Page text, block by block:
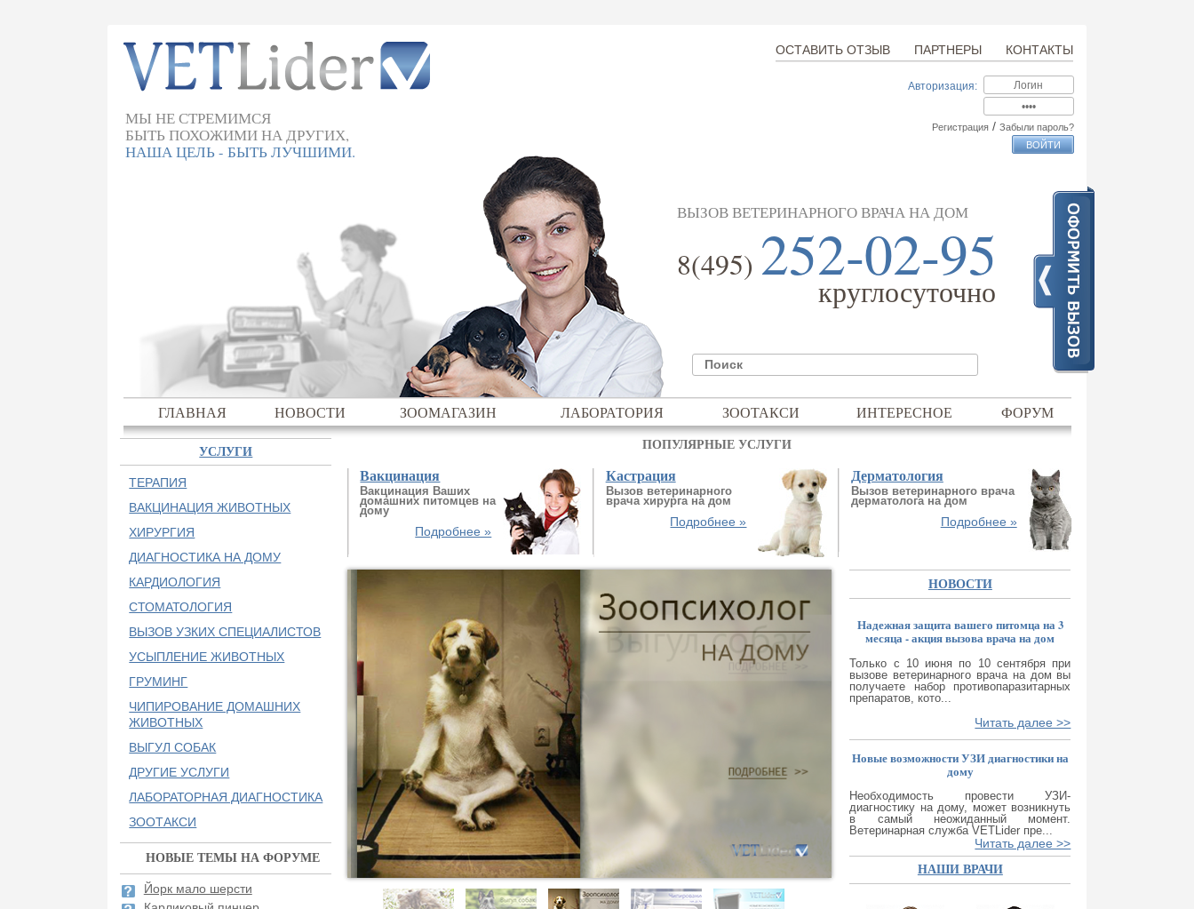
КОНТАКТЫ
ПАРТНЕРЫ
ОСТАВИТЬ ОТЗЫВ
Авторизация:
Регистрация / Забыли пароль?
ВЫЗОВ ВЕТЕРИНАРНОГО ВРАЧА НА ДОМ
8(495) 252-02-95
круглосуточно
МЫ НЕ СТРЕМИМСЯ
БЫТЬ ПОХОЖИМИ НА ДРУГИХ,
НАША ЦЕЛЬ - БЫТЬ ЛУЧШИМИ.
ГЛАВНАЯ НОВОСТИ ЗООМАГАЗИН ЛАБОРАТОРИЯ ЗООТАКСИ ИНТЕРЕСНОЕ ФОРУМ
ПОПУЛЯРНЫЕ УСЛУГИ
Вакцинация
Вакцинация Ваших
домашних питомцев на
дому
Подробнее »
Кастрация
Вызов ветеринарного
врача хирурга на дом
Подробнее »
Дерматология
Вызов ветеринарного врача
дерматолога на дом
Подробнее »
УСЛУГИ
ТЕРАПИЯ
ВАКЦИНАЦИЯ ЖИВОТНЫХ
ХИРУРГИЯ
ДИАГНОСТИКА НА ДОМУ
КАРДИОЛОГИЯ
СТОМАТОЛОГИЯ
ВЫЗОВ УЗКИХ СПЕЦИАЛИСТОВ
УСЫПЛЕНИЕ ЖИВОТНЫХ
ГРУМИНГ
ЧИПИРОВАНИЕ ДОМАШНИХ
ЖИВОТНЫХ
ВЫГУЛ СОБАК
ДРУГИЕ УСЛУГИ
ЛАБОРАТОРНАЯ ДИАГНОСТИКА
ЗООТАКСИ
НОВЫЕ ТЕМЫ НА ФОРУМЕ
Йорк мало шерсти
НОВОСТИ
Надежная защита вашего питомца на 3
месяца - акция вызова врача на дом
Только с 10 июня по 10 сентября при
вызове ветеринарного врача на дом вы
получаете набор противопаразитарных
препаратов, кото...
Читать далее >>
Новые возможности УЗИ диагностики на
дому
Необходимость провести УЗИ-
диагностику на дому, может возникнуть
в самый неожиданный момент.
Ветеринарная служба VETLider пре...
Читать далее >>
НАШИ ВРАЧИ